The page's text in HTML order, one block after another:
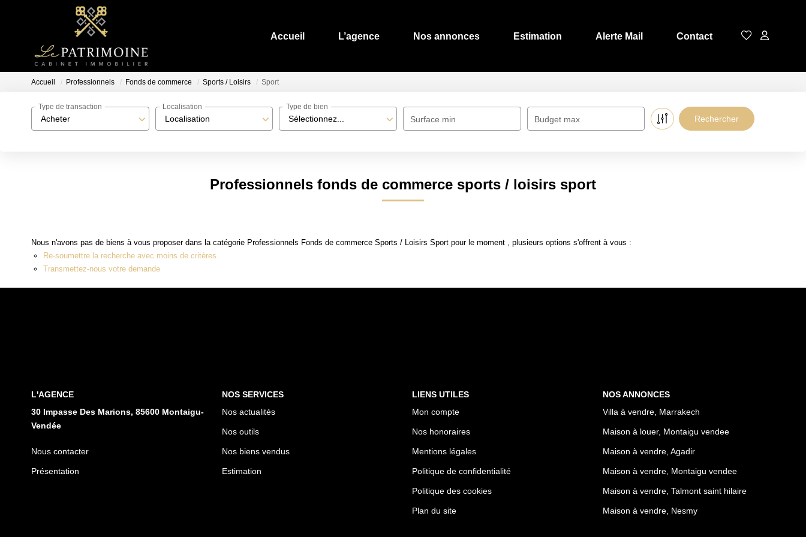
Accueil L’agence Nos annonces Estimation Alerte Mail Contact
Accueil Professionnels Fonds de commerce Sports / Loisirs Sport
Acheter
Type de transaction
Localisation
Localisation
Sélectionnez...
Type de bien
Surface min Budget max
Professionnels fonds de commerce sports / loisirs sport
Nous n'avons pas de biens à vous proposer dans la catégorie Professionnels Fonds de commerce Sports / Loisirs Sport pour le moment , plusieurs options s'offrent à vous :
Re-soumettre la recherche avec moins de critères.
Transmettez-nous votre demande
L'AGENCE
30 Impasse Des Marions, 85600 Montaigu-
Vendée
Nous contacter
Présentation
NOS SERVICES
Nos actualités
Nos outils
Nos biens vendus
Estimation
LIENS UTILES
Mon compte
Nos honoraires
Mentions légales
Politique de confidentialité
Politique des cookies
Plan du site
NOS ANNONCES
Villa à vendre, Marrakech
Maison à louer, Montaigu vendee
Maison à vendre, Agadir
Maison à vendre, Montaigu vendee
Maison à vendre, Talmont saint hilaire
Maison à vendre, Nesmy